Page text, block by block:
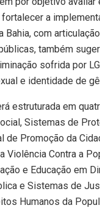
a
Bahia, com
também
sofrida por
e identidade de
estruturada em
Sistemas de
de Promoção da
Violência Contra a
e Educação em
e Sistemas de
Humanos da